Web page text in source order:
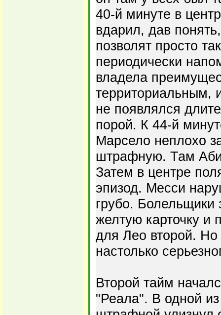
40-й минуте в
вдарил, дав
позволят просто
периодически
владела
территориальным,
не появлялся
порой. К 44-й
Марсело неплохо
штрафную. Там
Затем в центре
эпизод. Месси
грубо. Болельщики
желтую карточку и
для Лео второй.
настолько
Второй тайм
"Реала". В одной